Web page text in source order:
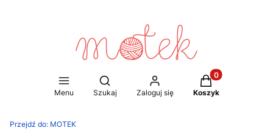
Menu
Otwórz wyszukiwarkę
Szukaj Zaloguj się
Produkty w
Koszyk
Przejdź do: MOTEK